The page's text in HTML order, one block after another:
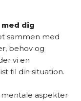
dig
sammen med
behov og
vi en
til din situation.
mentale aspekter